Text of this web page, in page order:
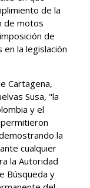
de la
de motos
de
la legislación
Cartagena,
Susa, "la
y el
la
cualquier
la Autoridad
Búsqueda y